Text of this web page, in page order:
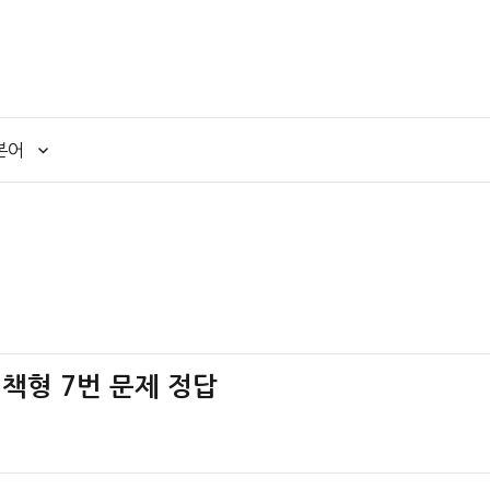
어
형 7번 문제 정답